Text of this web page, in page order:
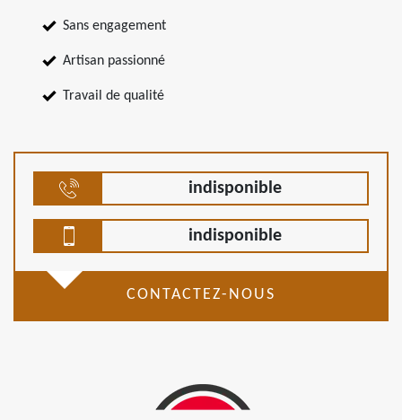
Sans engagement
Artisan passionné
Travail de qualité
indisponible
indisponible
CONTACTEZ-NOUS